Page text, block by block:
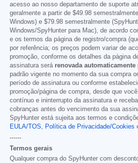
acesso ao nosso departamento de suporte
geralmente a partir de $49.98
Windows) e $79.98 semestralmente
Windows/SpyHunter para Mac), de acordo
e os termos da página de registro/compra
por referência; os preços podem variar de
promoção, conforme os detalhes da página
assinatura será renovada automaticamente
padrão vigente no momento da sua compra
período de assinatura ou conforme
promoção/página de compra, desde que
contínuo e ininterrupto da assinatura e
cobranças antes do vencimento da sua
SpyHunter está sujeita aos termos e
EULA/TOS
Política de Privacidade/Cookies
------
Termos gerais
Qualquer compra do SpyHunter com